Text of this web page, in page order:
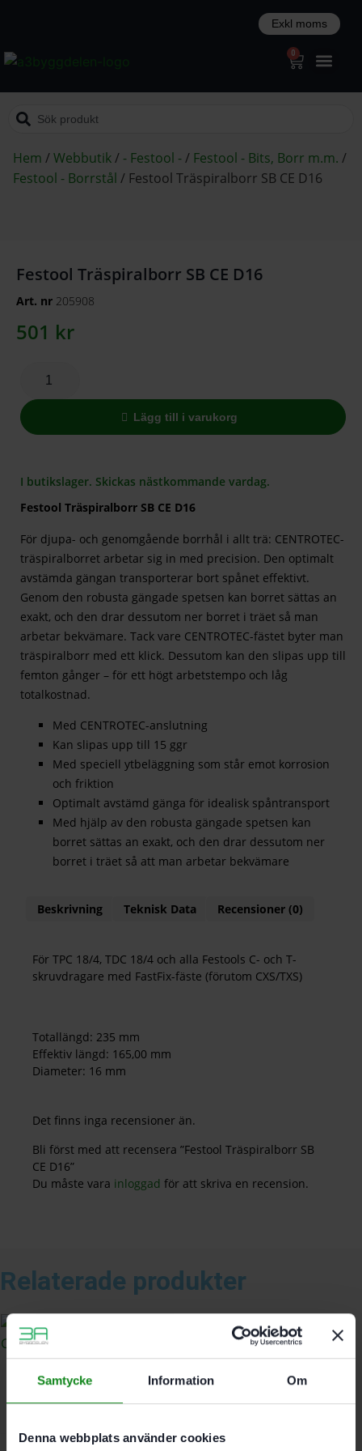
Samtycke Information Om
Denna webbplats använder cookies
0
Hem /Webbutik/ - Festool -/ Festool - Bits, Borr m.m. /
Festool - Borrstål / Festool Träspiralborr SB CE D16
Festool Träspiralborr SB CE D16
Art. nr 205908
501 kr
Lägg till i varukorg
I butikslager. Skickas nästkommande vardag.
Festool Träspiralborr SB CE D16
För djupa- och genomgående borrhål i allt trä: CENTROTEC-
träspiralborret arbetar sig in med precision. Den optimalt
avstämda gängan transporterar bort spånet effektivt.
Genom den robusta gängade spetsen kan borret sättas an
exakt, och den drar dessutom ner borret i träet så man
arbetar bekvämare. Tack vare CENTROTEC-fästet byter man
träspiralborr med ett klick. Dessutom kan den slipas upp till
femton gånger – för ett högt arbetstempo och låg
totalkostnad.
Med CENTROTEC-anslutning
Kan slipas upp till 15 ggr
Med speciell ytbeläggning som står emot korrosion
och friktion
Optimalt avstämd gänga för idealisk spåntransport
Med hjälp av den robusta gängade spetsen kan
borret sättas an exakt, och den drar dessutom ner
borret i träet så att man arbetar bekvämare
Beskrivning Teknisk Data Recensioner (0)
För TPC 18/4, TDC 18/4 och alla Festools C- och T-
skruvdragare med FastFix-fäste (förutom CXS/TXS)
Totallängd: 235 mm
Effektiv längd: 165,00 mm
Diameter: 16 mm
Det finns inga recensioner än.
Bli först med att recensera ”Festool Träspiralborr SB
CE D16”
Du måste vara inloggad för att skriva en recension.
Relaterade produkter
Festool Träspiralborr SB